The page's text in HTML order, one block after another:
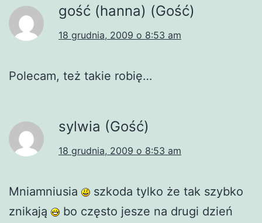
gość (hanna) (Gość)
18 grudnia, 2009 o 8:53 am
Polecam, też takie robię…
sylwia (Gość)
18 grudnia, 2009 o 8:53 am
Mniamniusia
szkoda tylko że tak szybko
znikają
bo często jesze na drugi dzień